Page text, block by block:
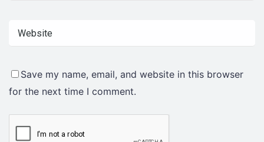
Save my name, email, and website in this browser
for the next time I comment.